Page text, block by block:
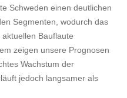
Schweden einen deutlichen
Segmenten, wodurch das
Bauflaute
zeigen unsere Prognosen
Wachstum der
jedoch langsamer als